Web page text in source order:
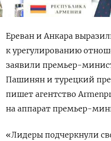
Ереван и Анкара
к урегулированию
заявили премьер-
Пашинян и турецкий
пишет агентство
на аппарат премьер-
«Лидеры подчеркнули